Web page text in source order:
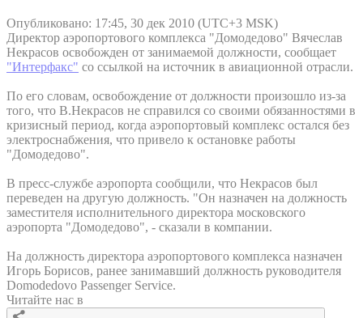
Опубликовано: 17:45, 30 дек 2010 (UTC+3 MSK)
Директор аэропортового комплекса "Домодедово" Вячеслав
Некрасов освобожден от занимаемой должности, сообщает
"Интерфакс" со ссылкой на источник в авиационной отрасли.
По его словам, освобождение от должности произошло из-за
того, что В.Некрасов не справился со своими обязанностями в
кризисный период, когда аэропортовый комплекс остался без
электроснабжения, что привело к остановке работы
"Домодедово".
В пресс-службе аэропорта сообщили, что Некрасов был
переведен на другую должность. "Он назначен на должность
заместителя исполнительного директора московского
аэропорта "Домодедово", - сказали в компании.
На должность директора аэропортового комплекса назначен
Игорь Борисов, ранее занимавший должность руководителя
Domodedovo Passenger Service.
Читайте нас в